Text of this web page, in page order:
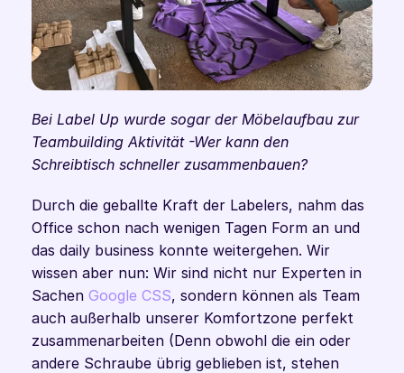
Bei Label Up wurde sogar der Möbelaufbau zur
Teambuilding Aktivität -Wer kann den
Schreibtisch schneller zusammenbauen?
Durch die geballte Kraft der Labelers, nahm das
Office schon nach wenigen Tagen Form an und
das daily business konnte weitergehen. Wir
wissen aber nun: Wir sind nicht nur Experten in
Sachen Google CSS, sondern können als Team
auch außerhalb unserer Komfortzone perfekt
zusammenarbeiten (Denn obwohl die ein oder
andere Schraube übrig geblieben ist, stehen